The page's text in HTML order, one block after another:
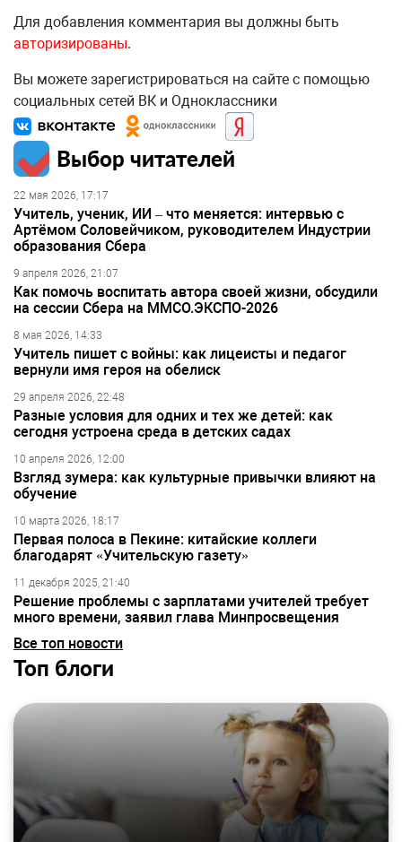
Для добавления комментария вы должны быть
авторизированы.
Вы можете зарегистрироваться на сайте с помощью
социальных сетей ВК и Одноклассники
Выбор читателей
22 мая 2026, 17:17
Учитель, ученик, ИИ – что меняется: интервью с
Артёмом Соловейчиком, руководителем Индустрии
образования Сбера
9 апреля 2026, 21:07
Как помочь воспитать автора своей жизни, обсудили
на сессии Сбера на ММСО.ЭКСПО-2026
8 мая 2026, 14:33
Учитель пишет с войны: как лицеисты и педагог
вернули имя героя на обелиск
29 апреля 2026, 22:48
Разные условия для одних и тех же детей: как
сегодня устроена среда в детских садах
10 апреля 2026, 12:00
Взгляд зумера: как культурные привычки влияют на
обучение
10 марта 2026, 18:17
Первая полоса в Пекине: китайские коллеги
благодарят «Учительскую газету»
11 декабря 2025, 21:40
Решение проблемы с зарплатами учителей требует
много времени, заявил глава Минпросвещения
Все топ новости
Топ блоги